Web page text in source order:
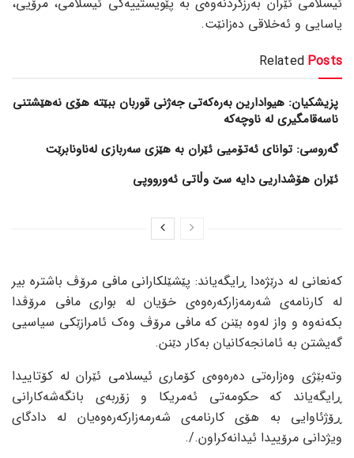
یاسایی و ئەخلاقی دەزانێت.
Related Posts
پزیشکیان: هیوادارین بەرەکەتی جەژنی قوربان ببێتە هۆی نەهێشتنی
ناسەقامگیری لە ناوچەکە
گەروسی: توانای ئەتۆمیی ئێران بە هێزی سەربازی لەناونابرێت
ئێران هۆشداریی دایە سێ وڵاتی ئەورووپی
کەنعانی لە درێژەدا ڕایگەیاند: پێشێلکارانی مافی مرۆڤ باشترە بیر
لە کارنامەی شەرمەزارکەرەوەی خۆیان لە بواری مافی مرۆڤدا
بکەنەوە و واز لەوە بێنن کە مافی مرۆڤ وەک ئامرازێکی سیاسیی
گەیشتن بە ئامانجەکانیان بەکار دێنن.
وتەبێژی وەزارەتی دەرەوەی کۆماری ئیسلامی ئێران لە کۆتاییدا
ڕایگەیاند کە حکومەتی ئەمریکا و زۆربەی بانگەشەکارانی
ڕۆژئاوایی بە هۆی کارنامەی شەرمەزارکەرەوەیان لە دادگای
ویژدانی مرۆییدا ئیدانەکراون./.